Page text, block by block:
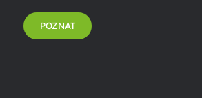
POZNAT